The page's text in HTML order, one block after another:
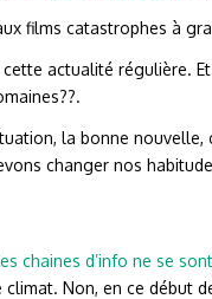
films catastrophes à
actualité régulière.
la bonne
changer nos
chaines d’info ne se
Non, en ce début